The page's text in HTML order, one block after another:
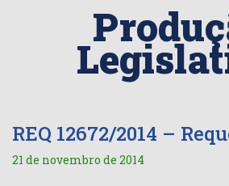
REQ 12672/2014 –
21 de novembro de 2014